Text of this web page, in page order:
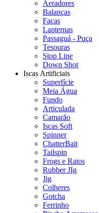
Aeradores
Balanças
Facas
Lanternas
Passaguá - Puça
Tesouras
Stop Line
Down Shot
Iscas Artificiais
Superfície
Meia Água
Fundo
Articulada
Camarão
Iscas Soft
Spinner
ChatterBait
Tailspin
Frogs e Ratos
Rubber JIg
Jig
Colheres
Gotcha
Ferrinho